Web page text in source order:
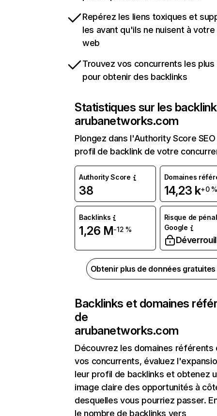
Repérez les liens toxiques et
les avant qu'ils ne nuisent à
web
Trouvez vos concurrents les
pour obtenir des backlinks
Statistiques sur les
arubanetworks.com
Plongez dans l'Authority Score
profil de backlink de votre
Authority Score
38
Domaines
14,23 k+0
Backlinks
1,26 M-12 %
Risque de
Google
Obtenir plus de données
Backlinks et domaines
de
arubanetworks.com
Découvrez les domaines référents
vos concurrents, évaluez
leur profil de backlinks et obtenez
image claire des opportunités à
desquelles vous pourriez passer.
le nombre de backlinks vers